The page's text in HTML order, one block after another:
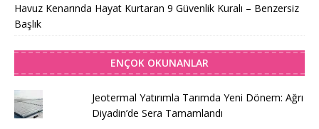
Havuz Kenarında Hayat Kurtaran 9 Güvenlik Kuralı – Benzersiz
Başlık
ENÇOK OKUNANLAR
Jeotermal Yatırımla Tarımda Yeni Dönem: Ağrı
Diyadin’de Sera Tamamlandı